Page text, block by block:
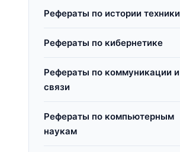
Рефераты по истории техники
Рефераты по кибернетике
Рефераты по коммуникации и
связи
Рефераты по компьютерным
наукам